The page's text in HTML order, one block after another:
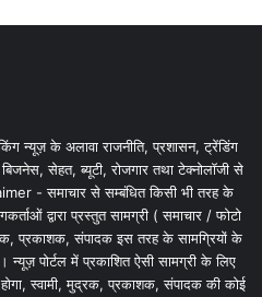
न्यूज़ के अलावा राजनीति, प्रशासन, ट्रेंडिंग
सेहत, ब्यूटी, रोजगार तथा टेक्नोलॉजी से
- समाचार से सम्बंधित किसी भी तरह के
द्वारा प्रस्तुत सामग्री ( समाचार / फोटो
प्रकाशक, संपादक इस तरह के सामग्रियों के
न्यूज़ पोर्टल में प्रकाशित ऐसी सामग्री के लिए
स्वामी, मुद्रक, प्रकाशक, संपादक की कोई